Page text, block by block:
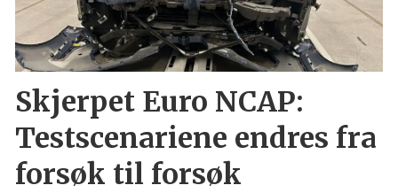
Skjerpet Euro NCAP:
Testscenariene endres fra
forsøk til forsøk